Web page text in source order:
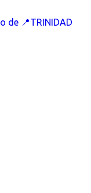
de 📍TRINIDAD